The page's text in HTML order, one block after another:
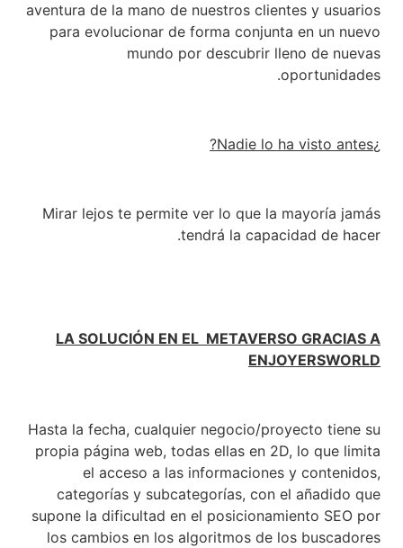
aventura de la mano de nuestros clientes y usuarios
para evolucionar de forma conjunta en un nuevo
mundo por descubrir lleno de nuevas
oportunidades.
¿Nadie lo ha visto antes?
Mirar lejos te permite ver lo que la mayoría jamás
tendrá la capacidad de hacer.
LA SOLUCIÓN EN EL METAVERSO GRACIAS A
ENJOYERSWORLD
Hasta la fecha, cualquier negocio/proyecto tiene su
propia página web, todas ellas en 2D, lo que limita
el acceso a las informaciones y contenidos,
categorías y subcategorías, con el añadido que
supone la dificultad en el posicionamiento SEO por
los cambios en los algoritmos de los buscadores